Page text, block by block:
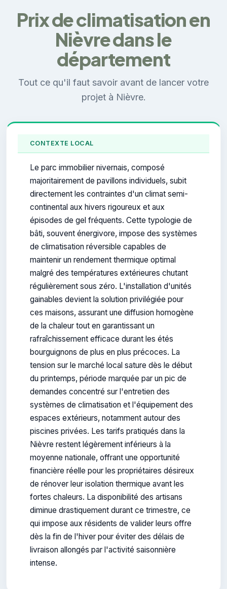
Prix de climatisation en
Nièvre dans le
département
Tout ce qu'il faut savoir avant de lancer votre
projet à Nièvre.
CONTEXTE LOCAL
Le parc immobilier nivernais, composé
majoritairement de pavillons individuels, subit
directement les contraintes d'un climat semi-
continental aux hivers rigoureux et aux
épisodes de gel fréquents. Cette typologie de
bâti, souvent énergivore, impose des systèmes
de climatisation réversible capables de
maintenir un rendement thermique optimal
malgré des températures extérieures chutant
régulièrement sous zéro. L'installation d'unités
gainables devient la solution privilégiée pour
ces maisons, assurant une diffusion homogène
de la chaleur tout en garantissant un
rafraîchissement efficace durant les étés
bourguignons de plus en plus précoces. La
tension sur le marché local sature dès le début
du printemps, période marquée par un pic de
demandes concentré sur l'entretien des
systèmes de climatisation et l'équipement des
espaces extérieurs, notamment autour des
piscines privées. Les tarifs pratiqués dans la
Nièvre restent légèrement inférieurs à la
moyenne nationale, offrant une opportunité
financière réelle pour les propriétaires désireux
de rénover leur isolation thermique avant les
fortes chaleurs. La disponibilité des artisans
diminue drastiquement durant ce trimestre, ce
qui impose aux résidents de valider leurs offre
dès la fin de l'hiver pour éviter des délais de
livraison allongés par l'activité saisonnière
intense.